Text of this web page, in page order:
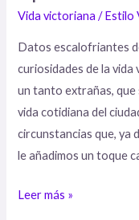
Vida victoriana /Estilo
Datos escalofriantes
curiosidades de la vida
un tanto extrañas, que
vida cotidiana del
circunstancias que, ya
le añadimos un toque
Leer más »